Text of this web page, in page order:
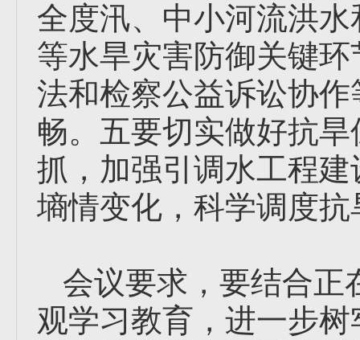
全度汛、中小河流洪
等水旱灾害防御关键
法和检察公益诉讼协
畅。五要切实做好抗
抓，加强引调水工程
墒情变化，科学调度
会议要求，要结合正
观学习教育，进一步